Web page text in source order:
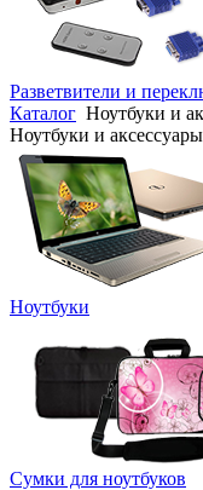
Разветвители и
Каталог Ноутбуки и
Ноутбуки и аксессуары
Ноутбуки
Сумки для ноутбуков